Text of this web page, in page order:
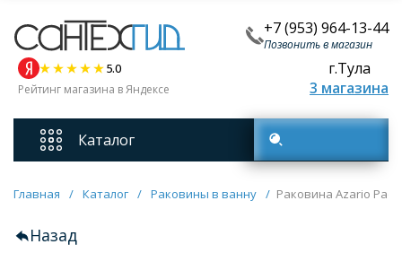
+7 (953) 964-13-44
Позвонить в магазин
5.0
Рейтинг магазина в Яндексе
г.Тула
3 магазина
Каталог
Смесители
Унитазы
Главная / Каталог / Раковины в ванну / Раковина Azario
Назад